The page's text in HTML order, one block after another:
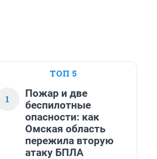
ТОП 5
1
Пожар и две
беспилотные
опасности: как
Омская область
пережила вторую
атаку БПЛА